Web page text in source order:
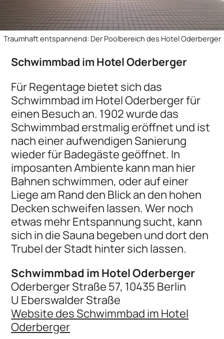
Traumhaft entspannend: Der Poolbereich des Hotel Oderberger
Schwimmbad im Hotel Oderberger
Für Regentage bietet sich das
Schwimmbad im Hotel Oderberger für
einen Besuch an. 1902 wurde das
Schwimmbad erstmalig eröffnet und ist
nach einer aufwendigen Sanierung
wieder für Badegäste geöffnet. In
imposanten Ambiente kann man hier
Bahnen schwimmen, oder auf einer
Liege am Rand den Blick an den hohen
Decken schweifen lassen. Wer noch
etwas mehr Entspannung sucht, kann
sich in die Sauna begeben und dort den
Trubel der Stadt hinter sich lassen.
Schwimmbad im Hotel Oderberger
Oderberger Straße 57, 10435 Berlin
U Eberswalder Straße
Website des Schwimmbad im Hotel
Oderberger